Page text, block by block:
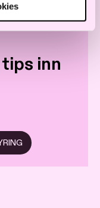
inn